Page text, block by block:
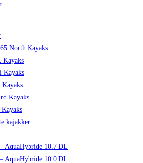
North Kayaks
Kayaks
Kayaks
Kayaks
Kayaks
Kayaks
kajakker
AquaHybride 10.7 DL
AquaHybride 10.0 DL